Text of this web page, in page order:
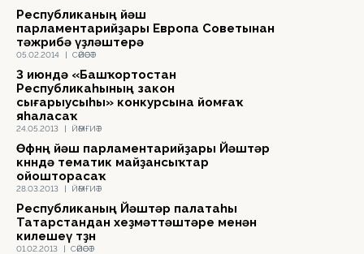
05.02.2014 | СӘЙӘСӘТ
Республиканың йәш
парламентарийҙары Европа Советынан
тәжрибә үҙләштерә
24.05.2013 | ЙӘМҒИӘТ
3 июндә «Башҡортостан
Республикаһының закон
сығарыусыһы» конкурсына йомғаҡ
яһаласаҡ
28.03.2013 | ЙӘМҒИӘТ
Өфөнөң йәш парламентарийҙары Йәштәр
көнөндә тематик майҙансыҡтар
ойошторасаҡ
01.02.2013 | СӘЙӘСӘТ
Республиканың Йәштәр палатаһы
Татарстандан хеҙмәттәштәре менән
килешеү төҙөнө